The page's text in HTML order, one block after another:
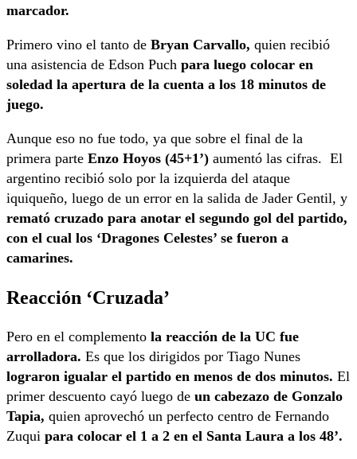
marcador.
Primero vino el tanto de Bryan Carvallo, quien recibió
una asistencia de Edson Puch para luego colocar en
soledad la apertura de la cuenta a los 18 minutos de
juego.
Aunque eso no fue todo, ya que sobre el final de la
primera parte Enzo Hoyos (45+1’) aumentó las cifras. El
argentino recibió solo por la izquierda del ataque
iquiqueño, luego de un error en la salida de Jader Gentil, y
remató cruzado para anotar el segundo gol del partido,
con el cual los ‘Dragones Celestes’ se fueron a
camarines.
Reacción ‘Cruzada’
Pero en el complemento la reacción de la UC fue
arrolladora. Es que los dirigidos por Tiago Nunes
lograron igualar el partido en menos de dos minutos. El
primer descuento cayó luego de un cabezazo de Gonzalo
Tapia, quien aprovechó un perfecto centro de Fernando
Zuqui para colocar el 1 a 2 en el Santa Laura a los 48’.